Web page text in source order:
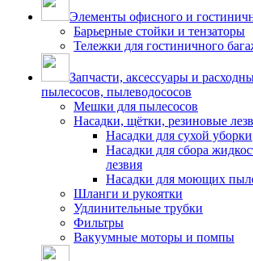
Элементы офисного и
Барьерные стойки и тензаторы
Тележки для гостиничного
Запчасти, аксессуары и
пылесосов, пылеводососов
Мешки для пылесосов
Насадки, щётки, резиновые
Насадки для сухой уборки
Насадки для сбора
лезвия
Насадки для моющих
Шланги и рукоятки
Удлинительные трубки
Фильтры
Вакуумные моторы и помпы